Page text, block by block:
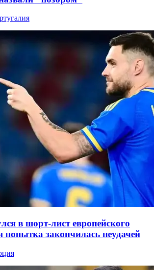
в шорт-лист европейского
попытка закончилась неудачей